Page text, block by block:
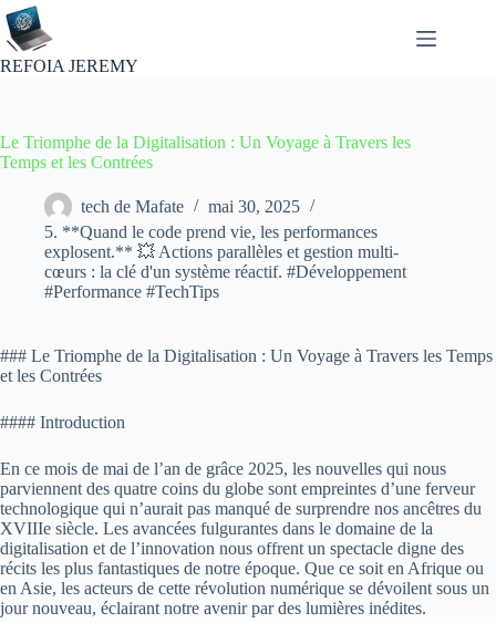
Passer
au
contenu
REFOIA JEREMY
Le Triomphe de la Digitalisation : Un Voyage à Travers les
Temps et les Contrées
tech de Mafate
mai 30, 2025
5. **Quand le code prend vie, les performances
explosent.** 💥 Actions parallèles et gestion multi-
cœurs : la clé d'un système réactif. #Développement
#Performance #TechTips
### Le Triomphe de la Digitalisation : Un Voyage à Travers les Temps
et les Contrées
#### Introduction
En ce mois de mai de l’an de grâce 2025, les nouvelles qui nous
parviennent des quatre coins du globe sont empreintes d’une ferveur
technologique qui n’aurait pas manqué de surprendre nos ancêtres du
XVIIIe siècle. Les avancées fulgurantes dans le domaine de la
digitalisation et de l’innovation nous offrent un spectacle digne des
récits les plus fantastiques de notre époque. Que ce soit en Afrique ou
en Asie, les acteurs de cette révolution numérique se dévoilent sous un
jour nouveau, éclairant notre avenir par des lumières inédites.